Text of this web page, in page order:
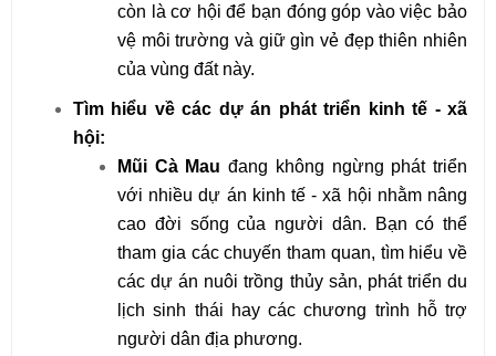
còn là cơ hội để bạn đóng góp vào việc bảo
vệ môi trường và giữ gìn vẻ đẹp thiên nhiên
của vùng đất này.
Tìm hiểu về các dự án phát triển kinh tế - xã
hội:
Mũi Cà Mau đang không ngừng phát triển
với nhiều dự án kinh tế - xã hội nhằm nâng
cao đời sống của người dân. Bạn có thể
tham gia các chuyến tham quan, tìm hiểu về
các dự án nuôi trồng thủy sản, phát triển du
lịch sinh thái hay các chương trình hỗ trợ
người dân địa phương.